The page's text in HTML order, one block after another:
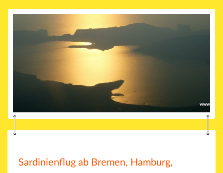
Sardinienflug ab Bremen, Hamburg,